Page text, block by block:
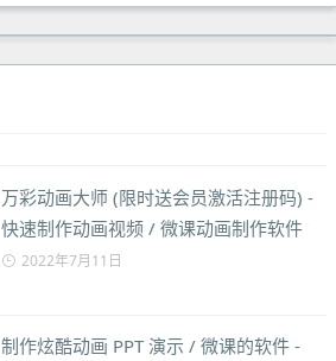
万彩动画大师 (限时送会员激活注册码) -
快速制作动画视频 / 微课动画制作软件
2022年7月11日
制作炫酷动画 PPT 演示 / 微课的软件 -